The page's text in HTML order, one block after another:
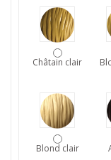
Châtain clair
Blond clair